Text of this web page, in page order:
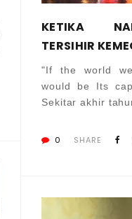
KETIKA
TERSIHIR
"If the world
would be Its
Sekitar akhir
0 SHARE